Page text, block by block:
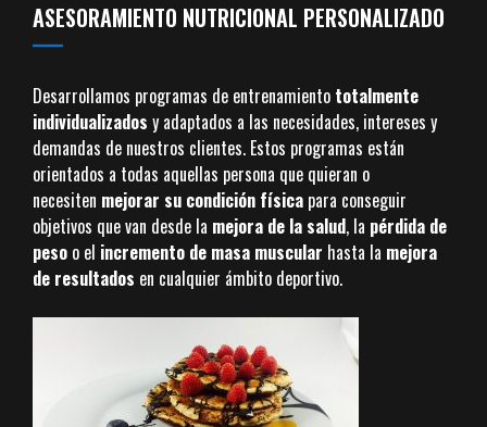
ASESORAMIENTO NUTRICIONAL PERSONALIZADO
Desarrollamos programas de entrenamiento totalmente
individualizados y adaptados a las necesidades, intereses y
demandas de nuestros clientes. Estos programas están
orientados a todas aquellas persona que quieran o
necesiten mejorar su condición física para conseguir
objetivos que van desde la mejora de la salud, la pérdida de
peso o el incremento de masa muscular hasta la mejora
de resultados en cualquier ámbito deportivo.